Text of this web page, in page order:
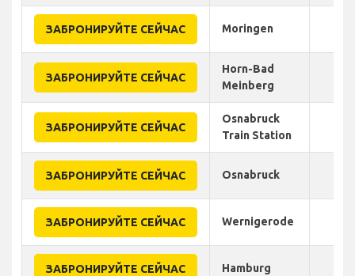
ЗАБРОНИРУЙТЕ СЕЙЧАС Moringen
ЗАБРОНИРУЙТЕ СЕЙЧАС
Horn-Bad
Meinberg
ЗАБРОНИРУЙТЕ СЕЙЧАС
Osnabruck
Train Station
ЗАБРОНИРУЙТЕ СЕЙЧАС Osnabruck
ЗАБРОНИРУЙТЕ СЕЙЧАС Wernigerode
ЗАБРОНИРУЙТЕ СЕЙЧАС Hamburg